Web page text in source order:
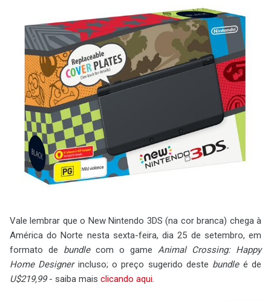
Vale lembrar que o New Nintendo 3DS (na cor branca) chega à
América do Norte nesta sexta-feira, dia 25 de setembro, em
formato de bundlecom o game Animal Crossing: Happy
Home Designerincluso; o preço sugerido deste bundleé de
U$219,99- saiba mais clicando aqui.